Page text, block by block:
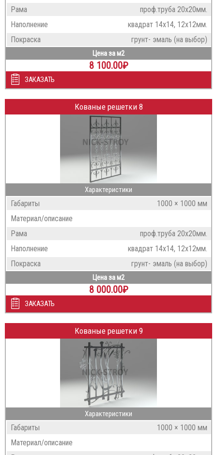
Рама
проф.труба 20х20мм.
Наполнение
квадрат 14х14, 12х12мм.
Покраска
грунт- эмаль (на выбор)
Цена за м2
8 100.00₽
ЗАКАЗАТЬ
Кованые решетки 8
Характеристики
Габариты
1000 × 1000 мм
Материал/описание
Рама
проф.труба 20х20мм.
Наполнение
квадрат 14х14, 12х12мм.
Покраска
грунт- эмаль (на выбор)
Цена за м2
8 000.00₽
ЗАКАЗАТЬ
Кованые решетки 9
Характеристики
Габариты
1000 × 1000 мм
Материал/описание